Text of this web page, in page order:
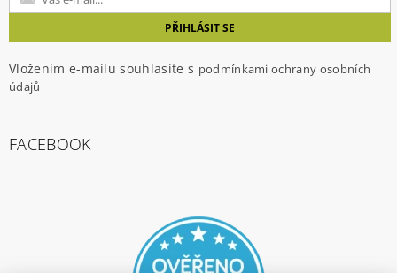
Vložením e-mailu souhlasíte s podmínkami ochrany osobních
údajů
FACEBOOK